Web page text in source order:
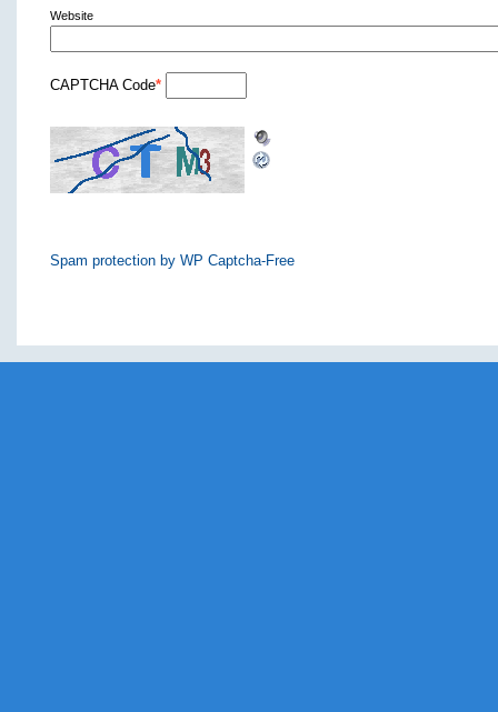
Website
CAPTCHA Code*
Spam protection by WP Captcha-Free